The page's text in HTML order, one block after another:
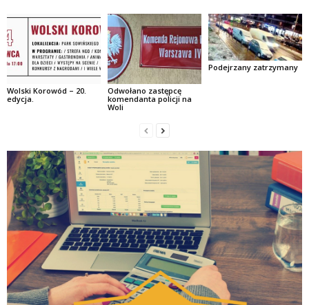
Wolski Korowód – 20.
edycja.
Odwołano zastępcę
komendanta policji na
Woli
Podejrzany zatrzymany